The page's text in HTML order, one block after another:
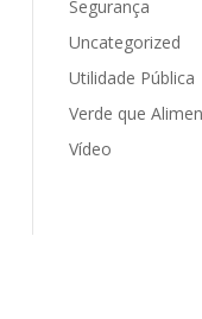
Segurança
Uncategorized
Utilidade Pública
Verde que
Vídeo